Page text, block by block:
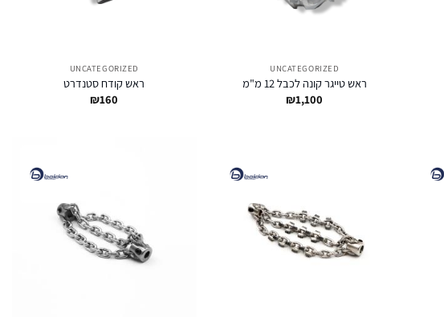
UNCATEGORIZED
ראש טייגר קונה לכבל 12 מ"מ
₪1,100
UNCATEGORIZED
ראש קודח סטנדרט
₪160